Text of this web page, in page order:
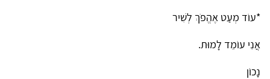
*עוֹד מְעַט אֶהֱפֹךְ לְשִׁיר
אֲנִי עוֹמֵד לָמוּת.
נָכוֹן